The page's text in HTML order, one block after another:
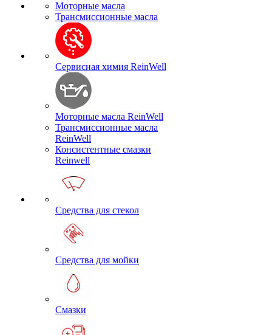
Моторные масла
Трансмиссионные масла
Сервисная химия ReinWell
Моторные масла ReinWell
Трансмиссионные масла
ReinWell
Консистентные смазки
Reinwell
Средства для стекол
Средства для мойки
Смазки